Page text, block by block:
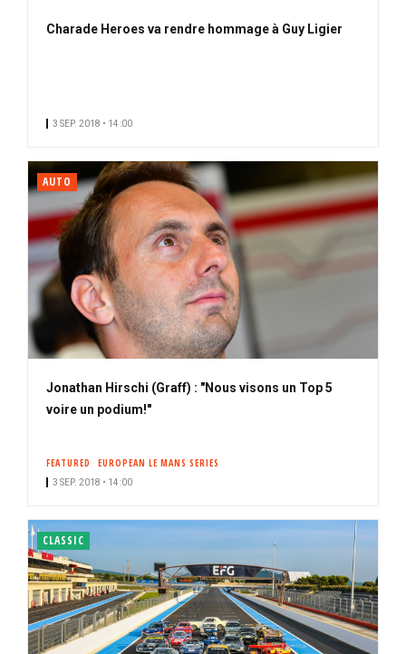
Charade Heroes va rendre hommage à Guy Ligier
3 SEP. 2018 • 14:00
AUTO
Jonathan Hirschi (Graff) : "Nous visons un Top 5
voire un podium!"
FEATURED EUROPEAN LE MANS SERIES
3 SEP. 2018 • 14:00
CLASSIC